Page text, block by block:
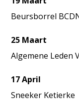
Beursborrel
25 Maart
Algemene Leden
17 April
Sneeker Ketierke